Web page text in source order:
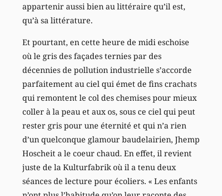
appartenir aussi bien au littéraire qu’il est,
qu’à sa littérature.
Et pourtant, en cette heure de midi eschoise
où le gris des façades ternies par des
décennies de pollution industrielle s’accorde
parfaitement au ciel qui émet de fins crachats
qui remontent le col des chemises pour mieux
coller à la peau et aux os, sous ce ciel qui peut
rester gris pour une éternité et qui n’a rien
d’un quelconque glamour baudelairien, Jhemp
Hoscheit a le coeur chaud. En effet, il revient
juste de la Kulturfabrik où il a tenu deux
séances de lecture pour écoliers. « Les enfants